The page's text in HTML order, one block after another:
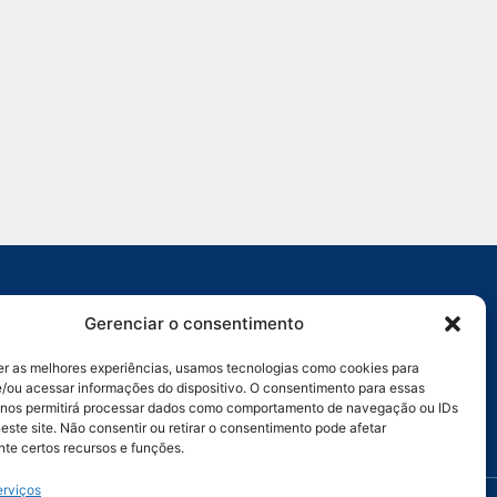
Gerenciar o consentimento
as melhores experiências, usamos tecnologias como cookies para
ou acessar informações do dispositivo. O consentimento para essas
permitirá processar dados como comportamento de navegação ou IDs
site. Não consentir ou retirar o consentimento pode afetar
certos recursos e funções.
Geral: (69)
(69) 9 9971-4468
Ligação:
Porto Velho: (69) 9 9905-9493
Ji-Paraná: (69) 9 9914-3135
Vilhena: (69) 9 9950-7654
0001-93